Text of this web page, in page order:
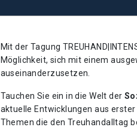
Mit der Tagung
Möglichkeit, sich mit einem
auseinanderzusetzen.
Tauchen Sie ein in die Welt der
aktuelle Entwicklungen aus
Themen die den Treuhandalltag